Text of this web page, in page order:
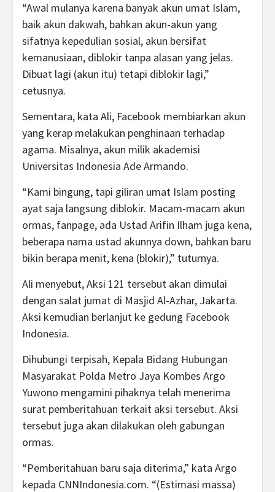
“Awal mulanya karena banyak akun umat Islam,
baik akun dakwah, bahkan akun-akun yang
sifatnya kepedulian sosial, akun bersifat
kemanusiaan, diblokir tanpa alasan yang jelas.
Dibuat lagi (akun itu) tetapi diblokir lagi,”
cetusnya.
Sementara, kata Ali, Facebook membiarkan akun
yang kerap melakukan penghinaan terhadap
agama. Misalnya, akun milik akademisi
Universitas Indonesia Ade Armando.
“Kami bingung, tapi giliran umat Islam posting
ayat saja langsung diblokir. Macam-macam akun
ormas, fanpage, ada Ustad Arifin Ilham juga kena,
beberapa nama ustad akunnya down, bahkan baru
bikin berapa menit, kena (blokir),” tuturnya.
Ali menyebut, Aksi 121 tersebut akan dimulai
dengan salat jumat di Masjid Al-Azhar, Jakarta.
Aksi kemudian berlanjut ke gedung Facebook
Indonesia.
Dihubungi terpisah, Kepala Bidang Hubungan
Masyarakat Polda Metro Jaya Kombes Argo
Yuwono mengamini pihaknya telah menerima
surat pemberitahuan terkait aksi tersebut. Aksi
tersebut juga akan dilakukan oleh gabungan
ormas.
“Pemberitahuan baru saja diterima,” kata Argo
kepada CNNIndonesia.com. “(Estimasi massa)